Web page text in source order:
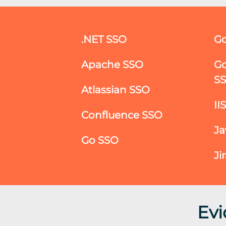
.NET SSO
Apache SSO
Atlassian SSO
Confluence SSO
Go SSO